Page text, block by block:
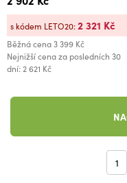
Běžná cena3 399 Kč
Nejnižší cena za posledních 30
dní: 2 621 Kč
s kódem LETO20:2 321 Kč
1